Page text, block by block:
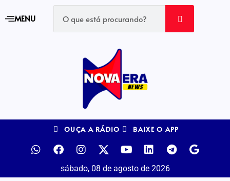
MENU
OUÇA A RÁDIO BAIXE O APP
sábado, 08 de agosto de 2026